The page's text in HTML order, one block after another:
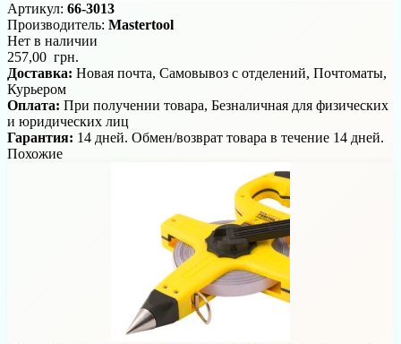
Артикул: 66-3013
Производитель: Mastertool
Нет в наличии
257,00 грн.
Доставка: Новая почта, Самовывоз с отделений, Почтоматы,
Курьером
Оплата: При получении товара, Безналичная для физических
и юридических лиц
Гарантия: 14 дней. Обмен/возврат товара в течение 14 дней.
Похожие